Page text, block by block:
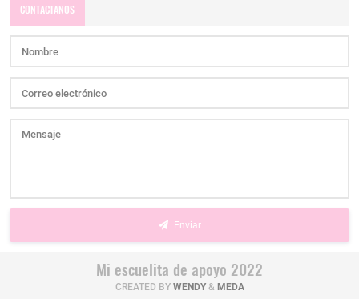
CONTACTANOS
Enviar
Mi escuelita de apoyo 2022
CREATED BY WENDY& MEDA